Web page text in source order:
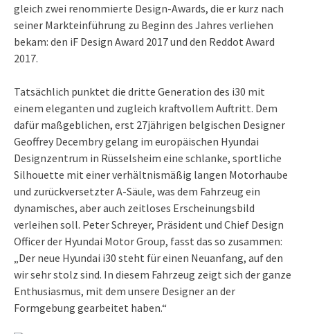
gleich zwei renommierte Design-Awards, die er kurz nach
seiner Markteinführung zu Beginn des Jahres verliehen
bekam: den iF Design Award 2017 und den Reddot Award
2017.
Tatsächlich punktet die dritte Generation des i30 mit
einem eleganten und zugleich kraftvollem Auftritt. Dem
dafür maßgeblichen, erst 27jährigen belgischen Designer
Geoffrey Decembry gelang im europäischen Hyundai
Designzentrum in Rüsselsheim eine schlanke, sportliche
Silhouette mit einer verhältnismäßig langen Motorhaube
und zurückversetzter A-Säule, was dem Fahrzeug ein
dynamisches, aber auch zeitloses Erscheinungsbild
verleihen soll. Peter Schreyer, Präsident und Chief Design
Officer der Hyundai Motor Group, fasst das so zusammen:
„Der neue Hyundai i30 steht für einen Neuanfang, auf den
wir sehr stolz sind. In diesem Fahrzeug zeigt sich der ganze
Enthusiasmus, mit dem unsere Designer an der
Formgebung gearbeitet haben.“